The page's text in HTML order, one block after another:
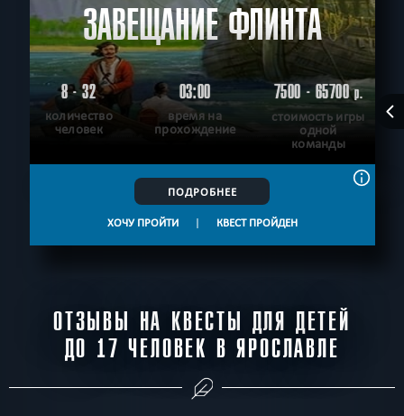
ЗАВЕЩАНИЕ ФЛИНТА
8 - 32
количество
человек
03:00
время на
прохождение
7500 - 65700р.
стоимость игры
одной
команды
ПОДРОБНЕЕ
ХОЧУ ПРОЙТИ | КВЕСТ ПРОЙДЕН
ОТЗЫВЫ НА КВЕСТЫ ДЛЯ ДЕТЕЙ
ДО 17 ЧЕЛОВЕК В ЯРОСЛАВЛЕ